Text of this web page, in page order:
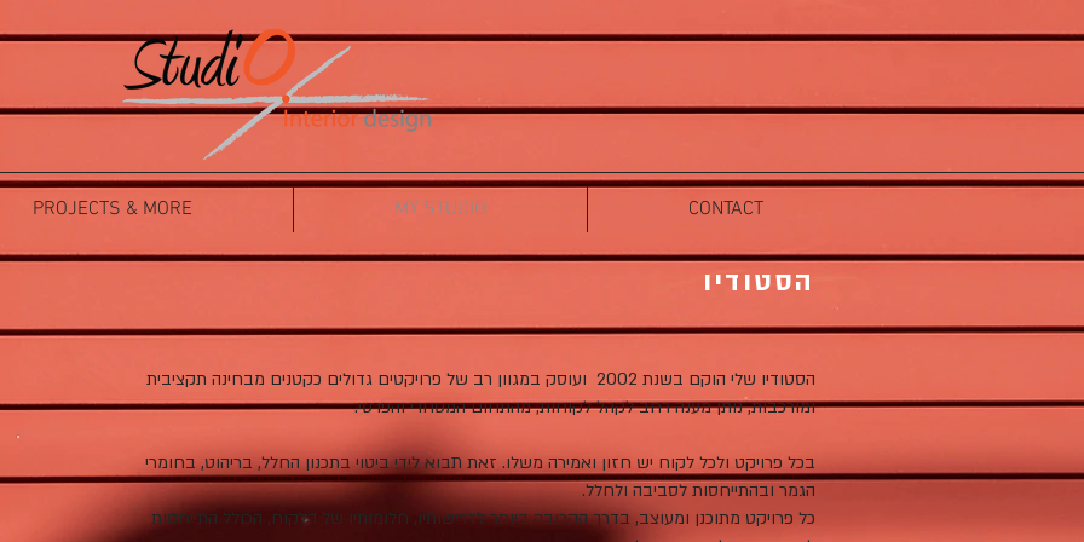
PROJECTS & MORE MY STUDIO CONTACT
הסטודיו
הסטודיו שלי הוקם בשנת 2002 ועוסק במגוון רב של פרויקטים גדולים כקטנים מבחינה תקציבית
ומורכבות, נותן מענה רחב לקהל לקוחות, מהתחום המסחרי והפרטי.
בכל פרויקט ולכל לקוח יש חזון ואמירה משלו. זאת תבוא לידי ביטוי בתכנון החלל, בריהוט, בחומרי
הגמר ובהתייחסות לסביבה ולחלל.
כל פרויקט מתוכנן ומעוצב, בדרך הקרובה ביותר לדרישותיו, חלומותיו של הלקוח, הכולל התייחסות